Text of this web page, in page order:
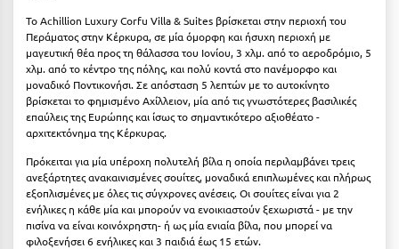
Καμένα Βούρλα
Καρδάμαινα
Καρδαμύλη
Καρδίτσα
Κάρπαθος
Καρπενήσι
Κάρυστος
Το Achillion Luxury Corfu Villa & Suites βρίσκεται στην περιοχή του
Περάματος στην Κέρκυρα, σε μία όμορφη και ήσυχη περιοχή με
μαγευτική θέα προς τη θάλασσα του Ιονίου, 3 χλμ. από το αεροδρόμιο, 5
χλμ. από το κέντρο της πόλης, και πολύ κοντά στο πανέμορφο και
μοναδικό Ποντικονήσι. Σε απόσταση 5 λεπτών με το αυτοκίνητο
βρίσκεται το φημισμένο Αχίλλειον, μία από τις γνωστότερες βασιλικές
επαύλεις της Ευρώπης και ίσως το σημαντικότερο αξιοθέατο -
αρχιτεκτόνημα της Κέρκυρας.
Πρόκειται για μία υπέροχη πολυτελή βίλα η οποία περιλαμβάνει τρεις
ανεξάρτητες ανακαινισμένες σουίτες, μοναδικά επιπλωμένες και πλήρως
εξοπλισμένες με όλες τις σύγχρονες ανέσεις. Οι σουίτες είναι για 2
ενήλικες η κάθε μία και μπορούν να ενοικιαστούν ξεχωριστά - με την
πισίνα να είναι κοινόχρηστη- ή ως μία ενιαία βίλα, που μπορεί να
φιλοξενήσει 6 ενήλικες και 3 παιδιά έως 15 ετών.